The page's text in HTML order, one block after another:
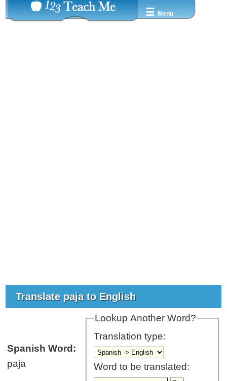
☰ Menu
Translate paja to English
Lookup Another Word?
Translation type:
Word to be translated:
Spanish Word:
paja